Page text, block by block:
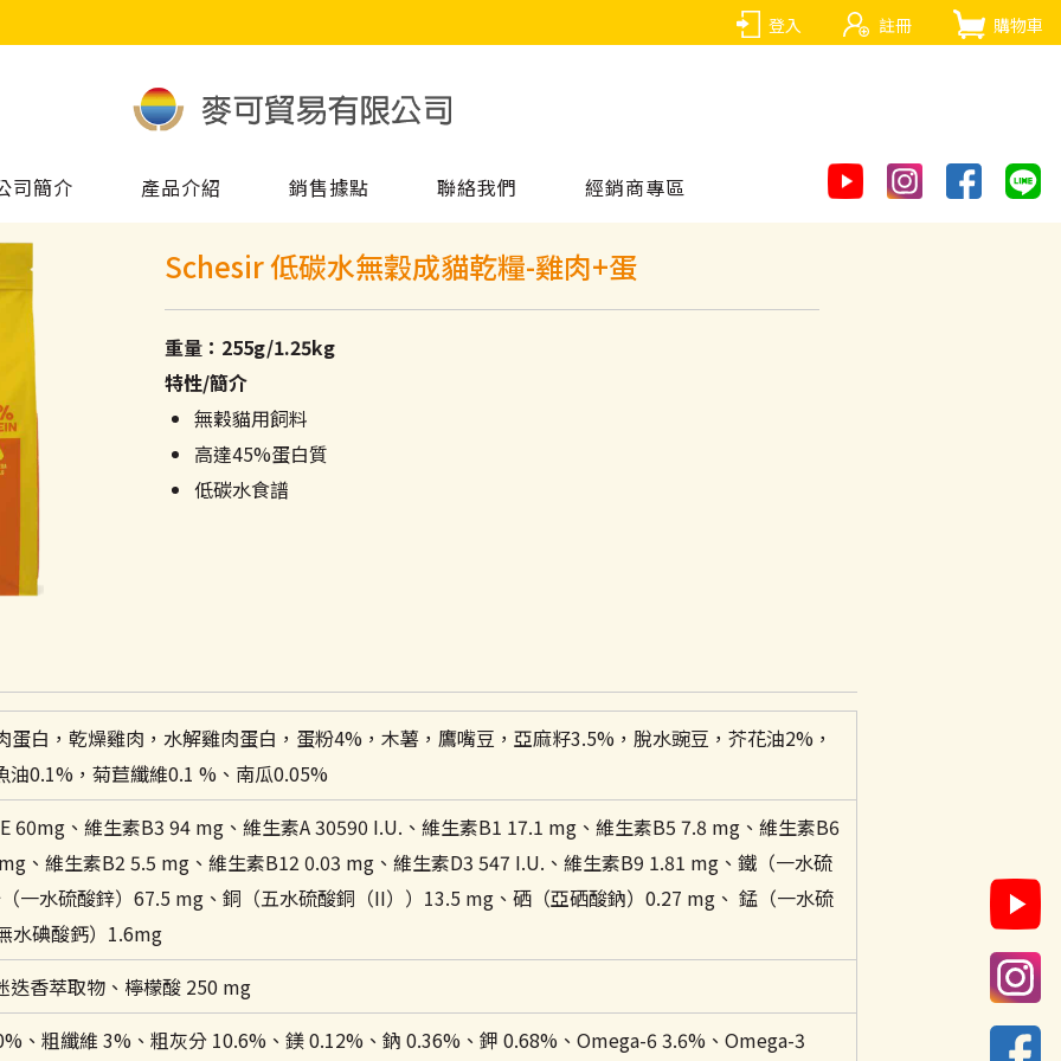
登入 註冊 購物車
司簡介 產品介紹 銷售據點 聯絡我們 經銷商專區
Schesir 低碳水無穀成貓乾糧-雞肉+蛋
重量：255g/1.25kg
特性/簡介
無穀貓用飼料
高達45%蛋白質
低碳水食譜
白，乾燥雞肉，水解雞肉蛋白，蛋粉4%，木薯，鷹嘴豆，亞麻籽3.5%，脫水豌豆，芥花油2%，
油0.1%，菊苣纖維0.1 %、南瓜0.05%
60mg、維生素B3 94 mg、維生素A 30590 I.U.、維生素B1 17.1 mg、維生素B5 7.8 mg、維生素B6
、維生素B2 5.5 mg、維生素B12 0.03 mg、維生素D3 547 I.U.、維生素B9 1.81 mg、鐵（一水硫
一水硫酸鋅）67.5 mg、銅（五水硫酸銅（II））13.5 mg、硒（亞硒酸鈉）0.27 mg、 錳（一水硫
水碘酸鈣）1.6mg
迭香萃取物、檸檬酸 250 mg
、粗纖維 3%、粗灰分 10.6%、鎂 0.12%、鈉 0.36%、鉀 0.68%、Omega-6 3.6%、Omega-3